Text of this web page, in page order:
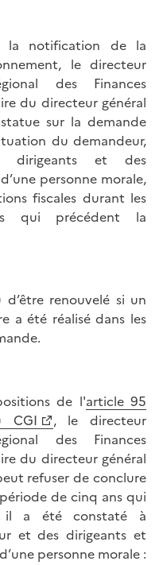
la notification de la
le directeur
des Finances
du directeur général
sur la demande
du demandeur,
dirigeants et des
personne morale,
fiscales durant les
qui précédent la
d’être renouvelé si un
a été réalisé dans les
de l'article 95
CGI
, le directeur
des Finances
du directeur général
refuser de conclure
de cinq ans qui
il a été constaté à
et des dirigeants et
personne morale :